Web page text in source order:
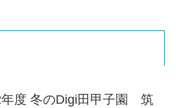
年度 冬のDigi田甲子園 筑